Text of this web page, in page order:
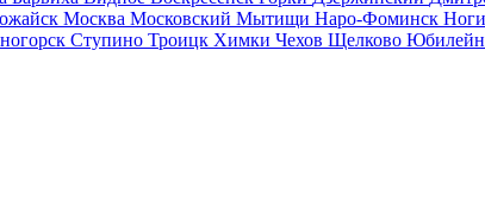
Москва Московский Мытищи Наро-Фоминск
Ступино Троицк Химки Чехов Щелково